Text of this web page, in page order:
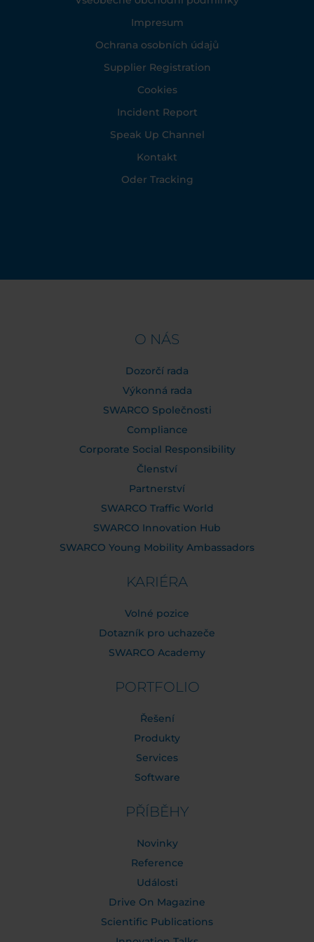
Impresum
Ochrana osobních údajů
Supplier Registration
Cookies
Incident Report
Speak Up Channel
Kontakt
Oder Tracking
O NÁS
Dozorčí rada
Výkonná rada
SWARCO Společnosti
Compliance
Corporate Social Responsibility
Členství
Partnerství
SWARCO Traffic World
SWARCO Innovation Hub
SWARCO Young Mobility Ambassadors
KARIÉRA
Volné pozice
Dotazník pro uchazeče
SWARCO Academy
PORTFOLIO
Řešení
Produkty
Services
Software
PŘÍBĚHY
Novinky
Reference
Události
Drive On Magazine
Scientific Publications